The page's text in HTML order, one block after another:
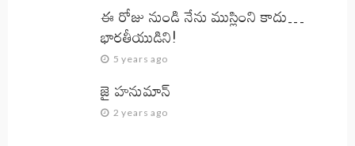
ఈ రోజు నుండి నేను ముస్లింని కాదు…
భారతీయుడిని!
5 years ago
జై హనుమాన్‌
2 years ago